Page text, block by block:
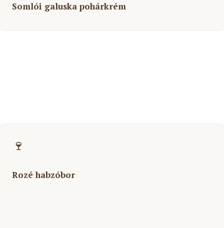
Somlói galuska pohárkrém
🍷
Rozé habzóbor